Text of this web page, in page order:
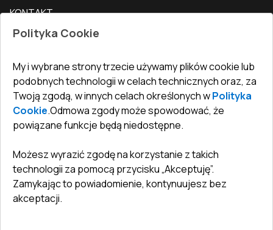
Dla firm, współpraca
Warunki zwrotu towarów
Gwarancja
KONTAKT
Biuro:ul. Święty Marcin 29/8, 61-806 Poznań
undefined(undefined)
info@toptechnik.com.pl
Polityka prywatności
REGULAMIN
Polityka Cookie
My i wybrane strony trzecie używamy plików cookie lub
podobnych technologii w celach technicznych oraz, za
Twoją zgodą, w innych celach określonych wPolityka
Cookie.Odmowa zgody może spowodować, że
powiązane funkcje będą niedostępne.
Możesz wyrazić zgodę na korzystanie z takich
technologii za pomocą przycisku „Akceptuję”.
Zamykając to powiadomienie, kontynuujesz bez
akceptacji.